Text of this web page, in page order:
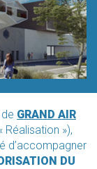
GRAND AIR
Réalisation »),
d’accompagner
DU